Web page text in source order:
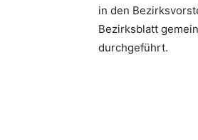
in den
Bezirksblatt
durchgeführt.